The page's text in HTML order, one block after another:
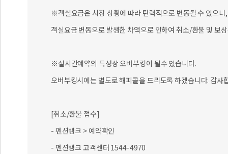
※객실요금은 시장 상황에 따라 탄력적으로 변동될 수 있으
객실요금 변동으로 발생한 차액으로 인하여 취소/환불 및 보
※실시간예약의 특성상 오버부킹이 될수 있습니다.
오버부킹시에는 별도로 해피콜을 드리도록 하겠습니다. 감사
[취소/환불 접수]
- 펜션뱅크 > 예약확인
- 펜션뱅크 고객센터 1544-4970